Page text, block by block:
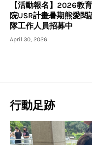
【活動報名】2026教
院USR計畫暑期熊愛閱
隊工作人員招募中
April 30, 2026
行動足跡